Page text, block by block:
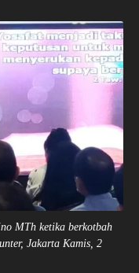
MTh ketika berkotbah
Jakarta Kamis, 2